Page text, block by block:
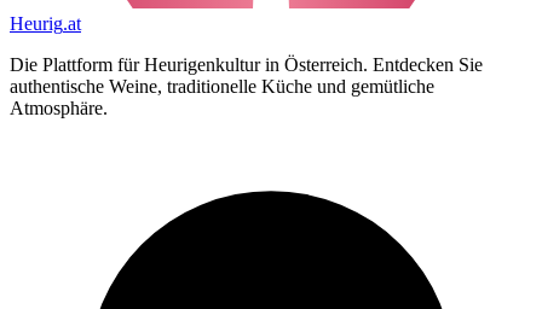
Heurig.at
Die Plattform für Heurigenkultur in Österreich. Entdecken Sie
authentische Weine, traditionelle Küche und gemütliche
Atmosphäre.